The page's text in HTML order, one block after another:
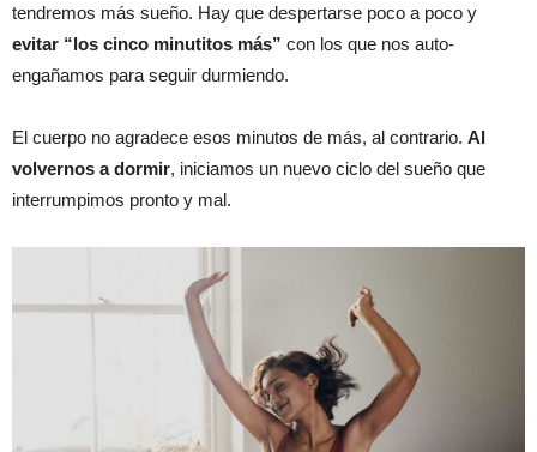
tendremos más sueño. Hay que despertarse poco a poco y
evitar “los cinco minutitos más” con los que nos auto-
engañamos para seguir durmiendo.
El cuerpo no agradece esos minutos de más, al contrario. Al
volvernos a dormir, iniciamos un nuevo ciclo del sueño que
interrumpimos pronto y mal.